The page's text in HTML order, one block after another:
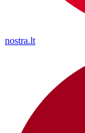
nostra.lt